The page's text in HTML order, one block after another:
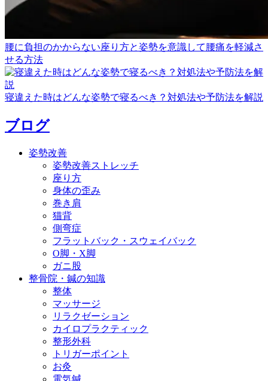
腰に負担のかからない座り方と姿勢を意識して腰痛を軽減さ
せる方法
寝違えた時はどんな姿勢で寝るべき？対処法や予防法を解説
ブログ
姿勢改善
姿勢改善ストレッチ
座り方
身体の歪み
巻き肩
猫背
側弯症
フラットバック・スウェイバック
O脚・X脚
ガニ股
整骨院・鍼の知識
整体
マッサージ
リラクゼーション
カイロプラクティック
整形外科
トリガーポイント
お灸
電気鍼